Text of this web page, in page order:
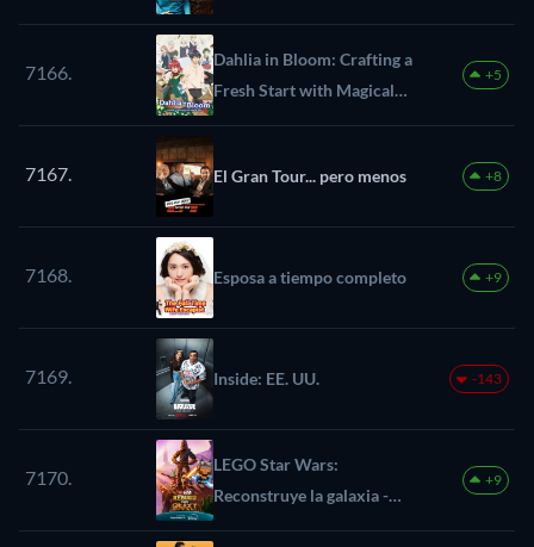
7166.
Dahlia in Bloom: Crafting a
Fresh Start with Magical
Tools
+5
7167. El Gran Tour... pero menos +8
7168. Esposa a tiempo completo +9
7169. Inside: EE. UU. -143
7170.
LEGO Star Wars:
Reconstruye la galaxia -
Piezas del pasado
+9